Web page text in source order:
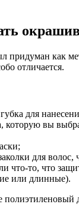
придуман как
отличается.
для
которую вы
для волос,
что-то, что
или длинные).